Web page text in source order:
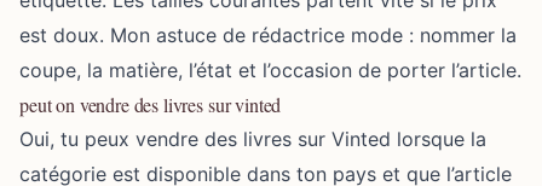
est doux. Mon astuce de rédactrice mode : nommer la
coupe, la matière, l’état et l’occasion de porter l’article.
peut on vendre des livres sur vinted
Oui, tu peux vendre des livres sur Vinted lorsque la
catégorie est disponible dans ton pays et que l’article